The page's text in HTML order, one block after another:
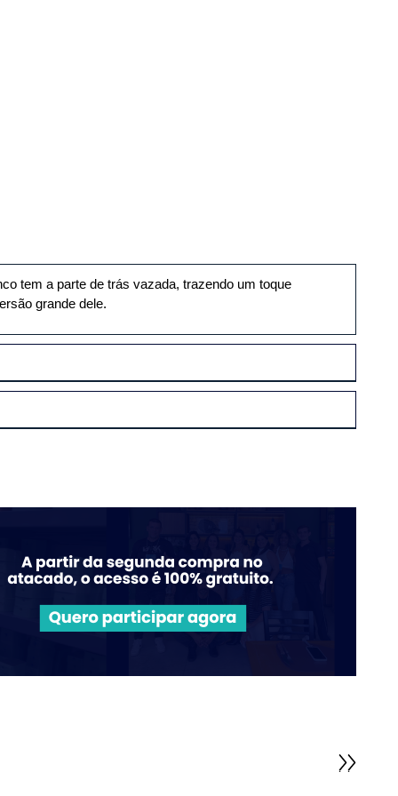
tem a parte de trás vazada, trazendo um toque
grande dele.